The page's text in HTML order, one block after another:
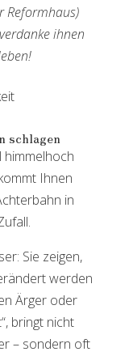
Reformhaus)
ihnen
schlagen
himmelhoch
Ihnen
in
Sie zeigen,
werden
Ärger oder
bringt nicht
– sondern oft